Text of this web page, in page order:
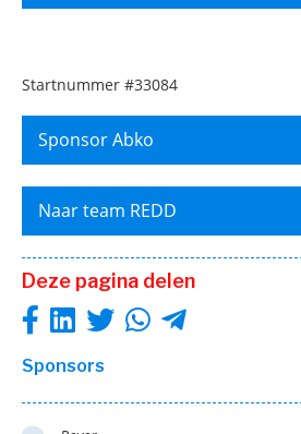
Startnummer #33084
Sponsor Abko
Naar team REDD
Deze pagina delen
Sponsors